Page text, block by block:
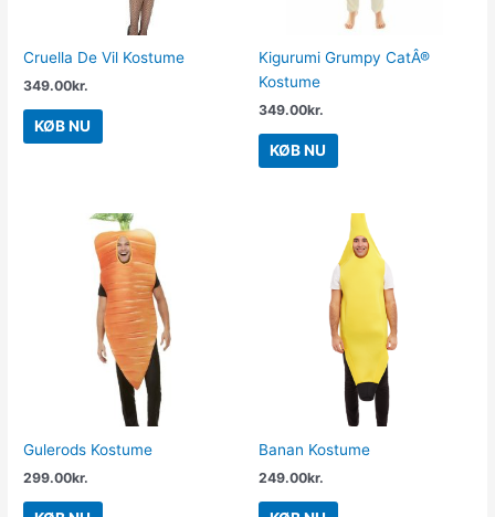
Cruella De Vil Kostume
349.00kr.
KØB NU
Kigurumi Grumpy CatÂ®
Kostume
349.00kr.
KØB NU
Gulerods Kostume
299.00kr.
Banan Kostume
249.00kr.